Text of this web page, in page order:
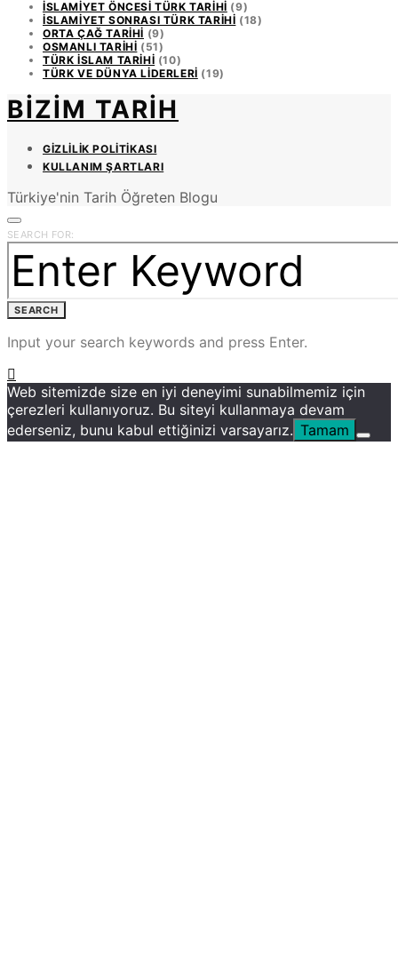
İSLAMIYET ÖNCESI TÜRK TARIHI (9)
İSLAMIYET SONRASI TÜRK TARIHI (18)
ORTA ÇAĞ TARIHI (9)
OSMANLI TARIHI (51)
TÜRK İSLAM TARIHI (10)
TÜRK VE DÜNYA LIDERLERI (19)
BIZIM TARIH
GIZLILIK POLITIKASI
KULLANIM ŞARTLARI
Türkiye'nin Tarih Öğreten Blogu
SEARCH FOR:
SEARCH
Input your search keywords and press Enter.
Web sitemizde size en iyi deneyimi sunabilmemiz için
çerezleri kullanıyoruz. Bu siteyi kullanmaya devam
ederseniz, bunu kabul ettiğinizi varsayarız. Tamam